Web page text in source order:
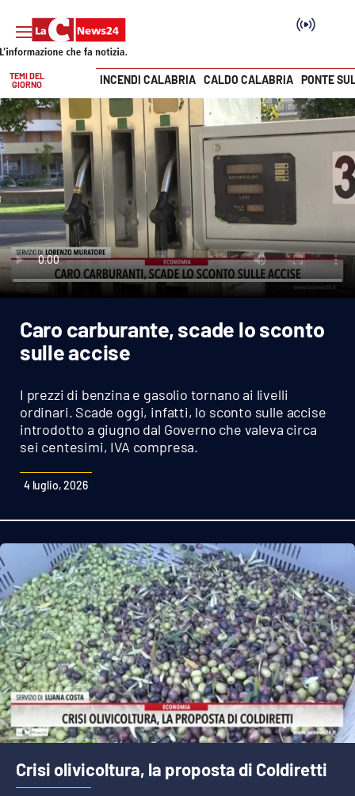
SEZIONI
Cronaca
Politica
Attualità
Economia e lavoro
Italia Mondo
Sport
Cultura
Podcast
Editoriali
VIDEO
Ambiente
Cronaca
Cultura
Economia e Lavoro
Vai
TEMI DEL
GIORNO
INCENDI CALABRIA CALDO CALABRIA PONTE
Caro carburante, scade lo sconto
sulle accise
I prezzi di benzina e gasolio tornano ai livelli
ordinari. Scade oggi, infatti, lo sconto sulle accise
introdotto a giugno dal Governo che valeva circa
sei centesimi, IVA compresa.
4 luglio, 2026
Crisi olivicoltura, la proposta di Coldiretti